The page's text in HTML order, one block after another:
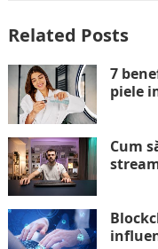
Related Posts
7
piele
Cum